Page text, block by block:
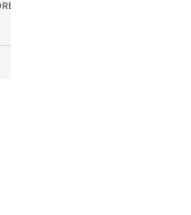
en sous-sol complète
en 2025. L'immeuble
IMMOBILIER D'ENTREPRISE